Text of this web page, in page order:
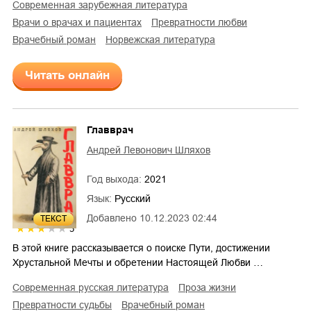
современная зарубежная литература
врачи о врачах и пациентах
превратности любви
врачебный роман
норвежская литература
Читать онлайн
ТЕКСТ
3
Добавлено 10.12.2023 02:44
Главврач
Андрей Левонович Шляхов
Год выхода: 2021
Язык: Русский
В этой книге рассказывается о поиске Пути, достижении
Хрустальной Мечты и обретении Настоящей Любви …
современная русская литература
проза жизни
превратности судьбы
врачебный роман